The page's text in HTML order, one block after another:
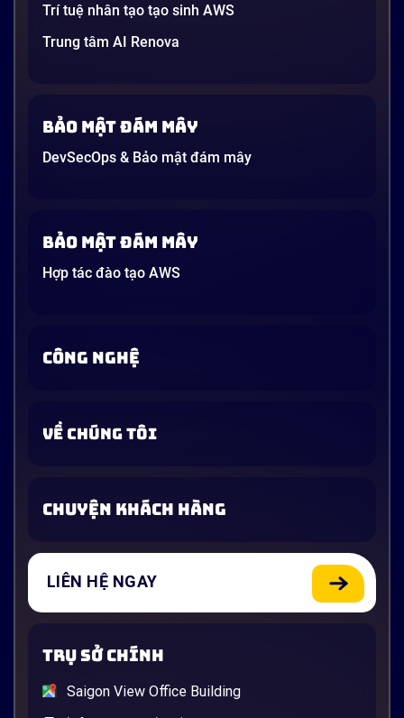
Trí tuệ nhân tạo tạo sinh AWS
Trung tâm AI Renova
Bảo mật đám mây
DevSecOps & Bảo mật đám mây
Bảo mật đám mây
Hợp tác đào tạo AWS
CÔNG NGHỆ
VỀ CHÚNG TÔI
CHUYỆN KHÁCH HÀNG
LIÊN HỆ NGAY
TRỤ SỞ CHÍNH
Saigon View Office Building